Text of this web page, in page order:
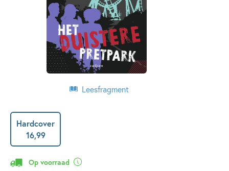
Leesfragment
Hardcover
16,99
Op voorraad